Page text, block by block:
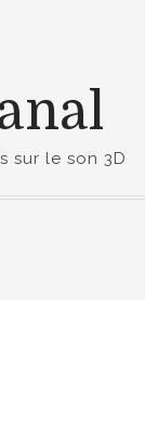
sur le son 3D